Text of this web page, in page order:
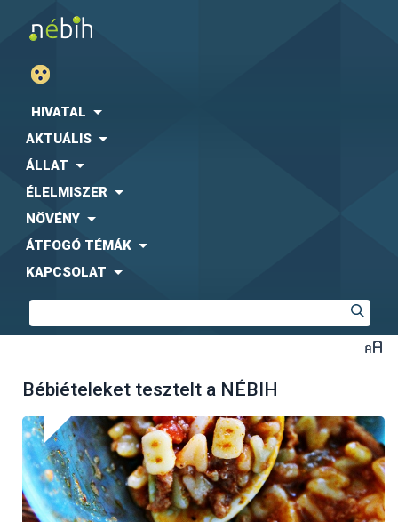
HIVATAL
AKTUÁLIS
ÁLLAT
ÉLELMISZER
NÖVÉNY
ÁTFOGÓ TÉMÁK
KAPCSOLAT
Bébiételeket tesztelt a NÉBIH